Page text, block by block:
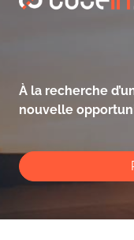
À la recherche
nouvelle